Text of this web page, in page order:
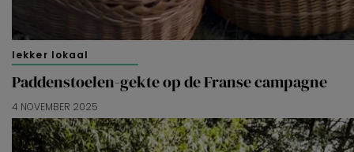
lekker lokaal
Paddenstoelen-gekte op de Franse campagne
4 NOVEMBER 2025